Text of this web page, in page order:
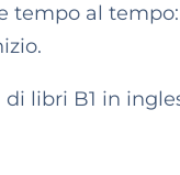
tempo al
libri B1 in